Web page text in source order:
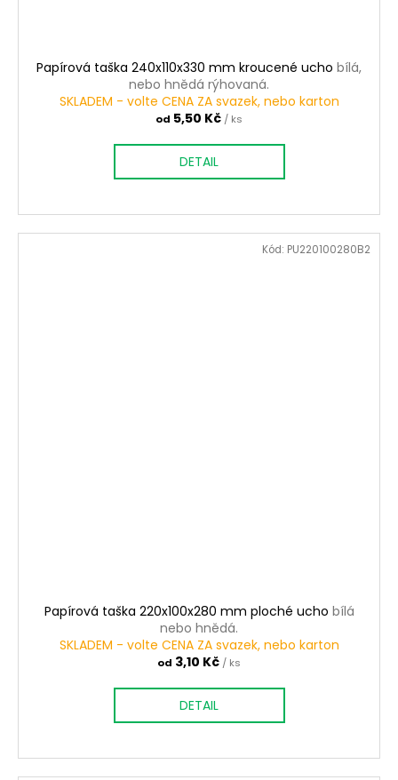
Papírová taška 240x110x330 mm kroucené ucho bílá,
nebo hnědá rýhovaná.
SKLADEM - volte CENA ZA svazek, nebo karton
od 5,50 Kč / ks
DETAIL
Papírová taška 220x100x280 mm ploché ucho bílá
nebo hnědá.
SKLADEM - volte CENA ZA svazek, nebo karton
od 3,10 Kč / ks
DETAIL
Kód: PU220100280B2